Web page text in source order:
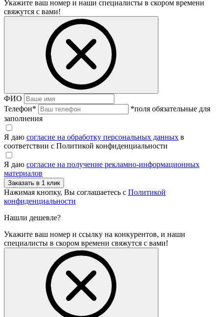
Укажите ваш номер и наши специалисты в скором времени
свяжутся с вами!
ФИО
Телефон*
*поля обязательные для
заполнения
Я даю согласие на обработку персональных данных в
соответствии с Политикой конфиденциальности
Я даю согласие на получение рекламно-информационных
материалов
Нажимая кнопку, Вы соглашаетесь с Политикой
конфиденциальности
Нашли дешевле?
Укажите ваш номер и ссылку на конкурентов, и наши
специалисты в скором времени свяжутся с вами!